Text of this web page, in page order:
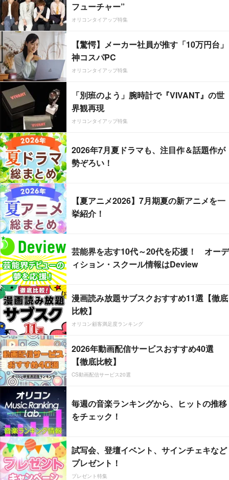
フューチャー”
オリコンタイアップ特集
【驚愕】メーカー社員が推す「10万円台」
神コスパPC
オリコンタイアップ特集
「別班のよう」腕時計で『VIVANT』の世
界観再現
オリコンタイアップ特集
2026年7月夏ドラマも、注目作＆話題作が
勢ぞろい！
【夏アニメ2026】7月期夏の新アニメを一
挙紹介！
芸能界を志す10代～20代を応援！ オーデ
ィション・スクール情報はDeview
漫画読み放題サブスクおすすめ11選【徹底
比較】
オリコン顧客満足度ランキング
2026年動画配信サービスおすすめ40選
【徹底比較】
CS動画配信サービス20選
毎週の音楽ランキングから、ヒットの推移
をチェック！
試写会、登壇イベント、サインチェキなど
プレゼント！
プレゼント特集